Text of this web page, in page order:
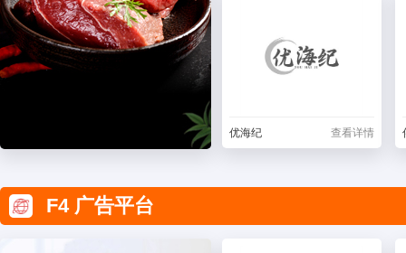
优海纪 查看详情
F4 广告平台